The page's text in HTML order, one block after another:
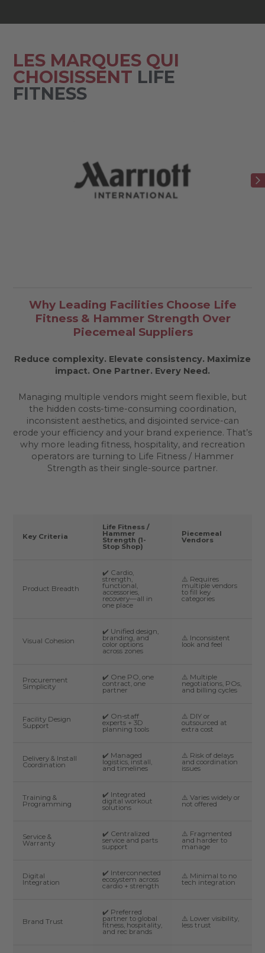
LES MARQUES QUI
CHOISISSENT LIFE
FITNESS
Why Leading Facilities Choose Life
Fitness & Hammer Strength Over
Piecemeal Suppliers
Reduce complexity. Elevate consistency. Maximize
impact. One Partner. Every Need.
Managing multiple vendors might seem flexible, but
the hidden costs-time-consuming coordination,
inconsistent aesthetics, and disjointed service-can
erode your efficiency and your brand experience. That’s
why more leading fitness, hospitality, and recreation
operators are turning to Life Fitness / Hammer
Strength as their single-source partner.
Key Criteria
Life Fitness /
Hammer
Strength (1-
Stop Shop)
Piecemeal
Vendors
Product Breadth
✔️ Cardio,
strength,
functional,
accessories,
recovery—all in
one place
⚠️ Requires
multiple vendors
to fill key
categories
Visual Cohesion
✔️ Unified design,
branding, and
color options
across zones
⚠️ Inconsistent
look and feel
Procurement
Simplicity
✔️ One PO, one
contract, one
partner
⚠️ Multiple
negotiations, POs,
and billing cycles
Facility Design
Support
✔️ On-staff
experts + 3D
planning tools
⚠️ DIY or
outsourced at
extra cost
Delivery & Install
Coordination
✔️ Managed
logistics, install,
and timelines
⚠️ Risk of delays
and coordination
issues
Training &
Programming
✔️ Integrated
digital workout
solutions
⚠️ Varies widely or
not offered
Service &
Warranty
✔️ Centralized
service and parts
support
⚠️ Fragmented
and harder to
manage
Digital
Integration
✔️ Interconnected
ecosystem across
cardio + strength
⚠️ Minimal to no
tech integration
Brand Trust
✔️ Preferred
partner to global
fitness, hospitality,
and rec brands
⚠️ Lower visibility,
less trust